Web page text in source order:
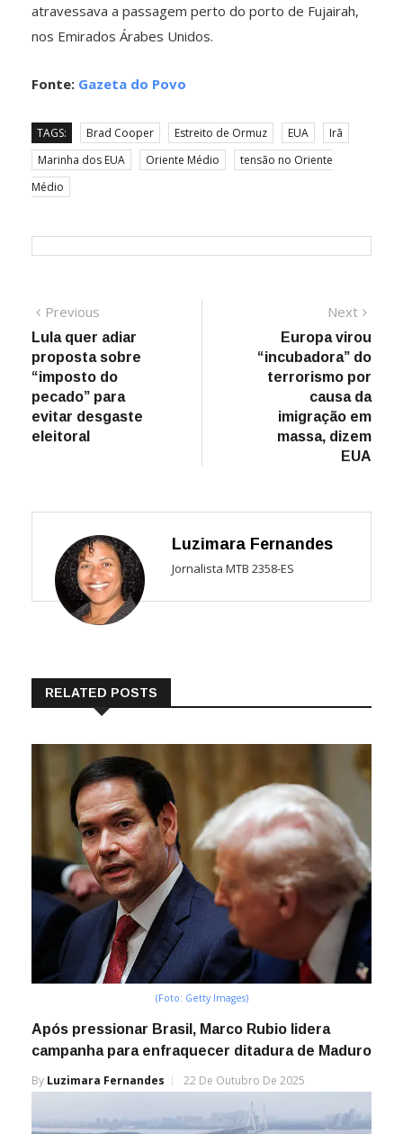
atravessava a passagem perto do porto de Fujairah,
nos Emirados Árabes Unidos.
Fonte: Gazeta do Povo
TAGS: Brad Cooper Estreito de Ormuz EUA
Irã
Marinha dos EUA
Oriente Médio
tensão no Oriente
Médio
Navegação
de
Post
Previous
post:
Lula quer adiar
proposta sobre
“imposto do
pecado” para
evitar desgaste
eleitoral
Next
Europa virou
“incubadora” do
terrorismo por
causa da
imigração em
massa, dizem
EUA
Luzimara Fernandes
Jornalista MTB 2358-ES
RELATED POSTS
(Foto: Getty Images)
Após pressionar Brasil, Marco Rubio lidera
campanha para enfraquecer ditadura de Maduro
By Luzimara Fernandes 22 De Outubro De 2025